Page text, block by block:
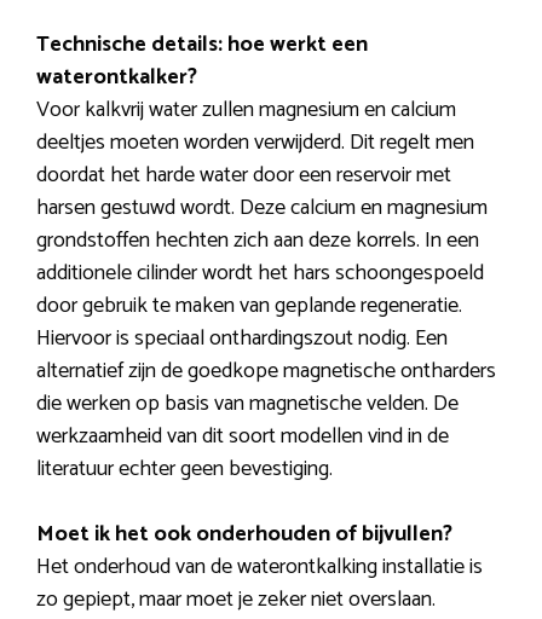
Technische details: hoe werkt een
waterontkalker?
Voor kalkvrij water zullen magnesium en calcium
deeltjes moeten worden verwijderd. Dit regelt men
doordat het harde water door een reservoir met
harsen gestuwd wordt. Deze calcium en magnesium
grondstoffen hechten zich aan deze korrels. In een
additionele cilinder wordt het hars schoongespoeld
door gebruik te maken van geplande regeneratie.
Hiervoor is speciaal onthardingszout nodig. Een
alternatief zijn de goedkope magnetische ontharders
die werken op basis van magnetische velden. De
werkzaamheid van dit soort modellen vind in de
literatuur echter geen bevestiging.
Moet ik het ook onderhouden of bijvullen?
Het onderhoud van de waterontkalking installatie is
zo gepiept, maar moet je zeker niet overslaan.